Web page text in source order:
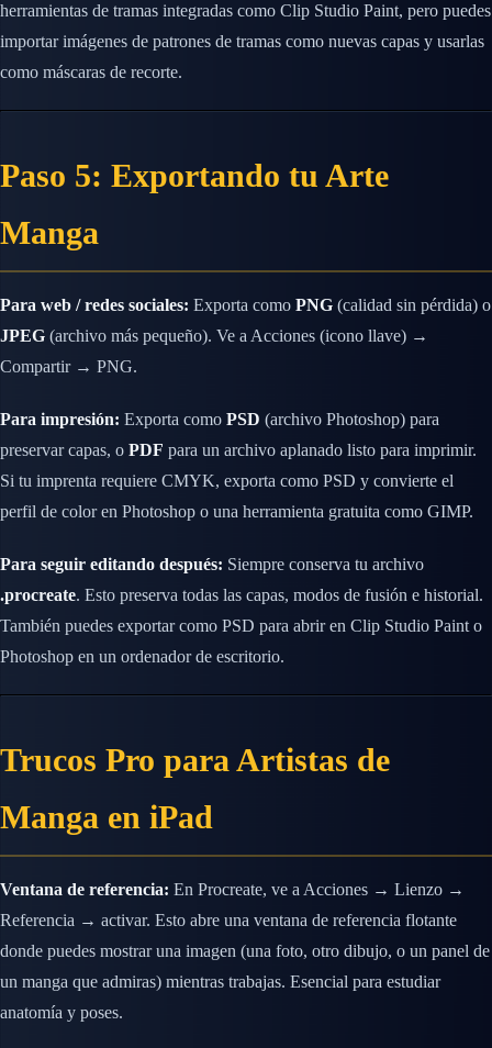
herramientas de tramas integradas como Clip Studio Paint, pero puedes
importar imágenes de patrones de tramas como nuevas capas y usarlas
como máscaras de recorte.
Paso 5: Exportando tu Arte
Manga
Para web / redes sociales: Exporta como PNG (calidad sin pérdida) o
JPEG (archivo más pequeño). Ve a Acciones (icono llave) →
Compartir → PNG.
Para impresión: Exporta como PSD (archivo Photoshop) para
preservar capas, o PDF para un archivo aplanado listo para imprimir.
Si tu imprenta requiere CMYK, exporta como PSD y convierte el
perfil de color en Photoshop o una herramienta gratuita como GIMP.
Para seguir editando después: Siempre conserva tu archivo
.procreate. Esto preserva todas las capas, modos de fusión e historial.
También puedes exportar como PSD para abrir en Clip Studio Paint o
Photoshop en un ordenador de escritorio.
Trucos Pro para Artistas de
Manga en iPad
Ventana de referencia: En Procreate, ve a Acciones → Lienzo →
Referencia → activar. Esto abre una ventana de referencia flotante
donde puedes mostrar una imagen (una foto, otro dibujo, o un panel de
un manga que admiras) mientras trabajas. Esencial para estudiar
anatomía y poses.